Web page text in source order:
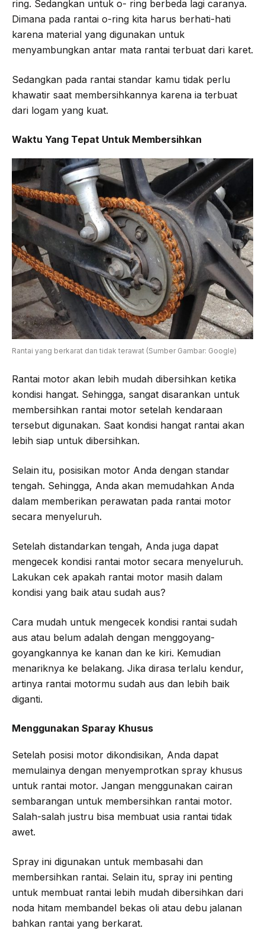
ring. Sedangkan untuk o- ring berbeda lagi caranya.
Dimana pada rantai o-ring kita harus berhati-hati
karena material yang digunakan untuk
menyambungkan antar mata rantai terbuat dari karet.
Sedangkan pada rantai standar kamu tidak perlu
khawatir saat membersihkannya karena ia terbuat
dari logam yang kuat.
Waktu Yang Tepat Untuk Membersihkan
Rantai yang berkarat dan tidak terawat (Sumber Gambar: Google)
Rantai motor akan lebih mudah dibersihkan ketika
kondisi hangat. Sehingga, sangat disarankan untuk
membersihkan rantai motor setelah kendaraan
tersebut digunakan. Saat kondisi hangat rantai akan
lebih siap untuk dibersihkan.
Selain itu, posisikan motor Anda dengan standar
tengah. Sehingga, Anda akan memudahkan Anda
dalam memberikan perawatan pada rantai motor
secara menyeluruh.
Setelah distandarkan tengah, Anda juga dapat
mengecek kondisi rantai motor secara menyeluruh.
Lakukan cek apakah rantai motor masih dalam
kondisi yang baik atau sudah aus?
Cara mudah untuk mengecek kondisi rantai sudah
aus atau belum adalah dengan menggoyang-
goyangkannya ke kanan dan ke kiri. Kemudian
menariknya ke belakang. Jika dirasa terlalu kendur,
artinya rantai motormu sudah aus dan lebih baik
diganti.
Menggunakan Sparay Khusus
Setelah posisi motor dikondisikan, Anda dapat
memulainya dengan menyemprotkan spray khusus
untuk rantai motor. Jangan menggunakan cairan
sembarangan untuk membersihkan rantai motor.
Salah-salah justru bisa membuat usia rantai tidak
awet.
Spray ini digunakan untuk membasahi dan
membersihkan rantai. Selain itu, spray ini penting
untuk membuat rantai lebih mudah dibersihkan dari
noda hitam membandel bekas oli atau debu jalanan
bahkan rantai yang berkarat.